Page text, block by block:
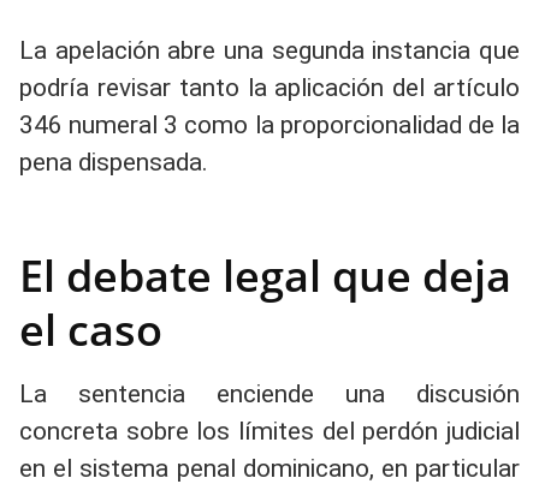
La apelación abre una segunda instancia que
podría revisar tanto la aplicación del artículo
346 numeral 3 como la proporcionalidad de la
pena dispensada.
El debate legal que deja
el caso
La sentencia enciende una discusión
concreta sobre los límites del perdón judicial
en el sistema penal dominicano, en particular